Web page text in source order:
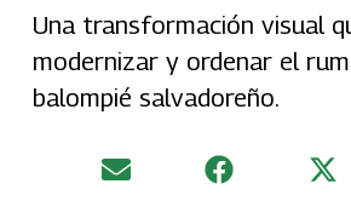
Una transformación visual
modernizar y ordenar el
balompié salvadoreño.